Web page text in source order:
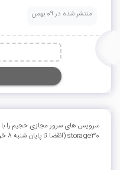
منتشر شده در 09 بهمن
storage30 (انقضا تا پایان شنبه 8 خرداد 1400)